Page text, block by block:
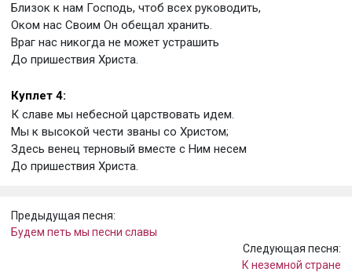
Близок к нам Господь, чтоб всех руководить,
Оком нас Своим Он обещал хранить.
Враг нас никогда не может устрашить
До пришествия Христа.
Куплет 4:
К славе мы небесной царствовать идем.
Мы к высокой чести званы со Христом;
Здесь венец терновый вместе с Ним несем
До пришествия Христа.
Предыдущая песня:
Будем петь мы песни славы
Следующая песня:
К неземной стране